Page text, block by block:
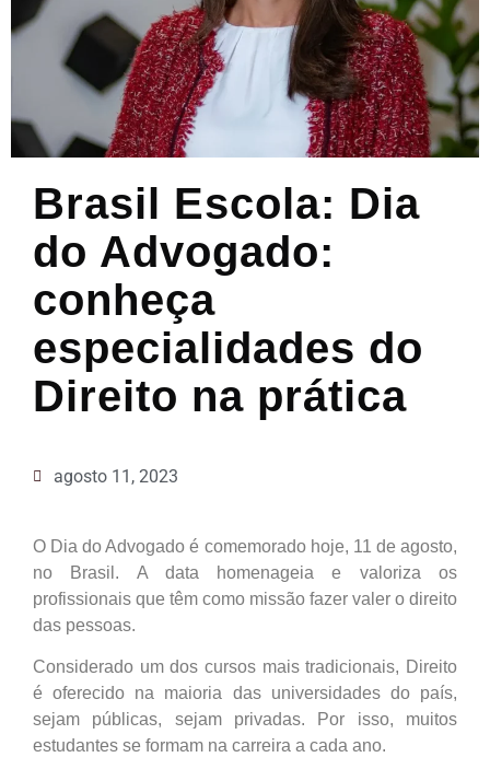
Brasil Escola: Dia
do Advogado:
conheça
especialidades do
Direito na prática
agosto 11, 2023
O Dia do Advogado é comemorado hoje, 11 de agosto,
no Brasil. A data homenageia e valoriza os
profissionais que têm como missão fazer valer o direito
das pessoas.
Considerado um dos cursos mais tradicionais, Direito
é oferecido na maioria das universidades do país,
sejam públicas, sejam privadas. Por isso, muitos
estudantes se formam na carreira a cada ano.